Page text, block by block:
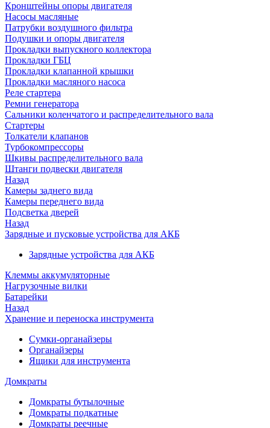
Кронштейны опоры двигателя
Насосы масляные
Патрубки воздушного фильтра
Подушки и опоры двигателя
Прокладки выпускного коллектора
Прокладки ГБЦ
Прокладки клапанной крышки
Прокладки масляного насоса
Реле стартера
Ремни генератора
Сальники коленчатого и распределительного вала
Стартеры
Толкатели клапанов
Турбокомпрессоры
Шкивы распределительного вала
Штанги подвески двигателя
Назад
Камеры заднего вида
Камеры переднего вида
Подсветка дверей
Назад
Зарядные и пусковые устройства для АКБ
Зарядные устройства для АКБ
Клеммы аккумуляторные
Нагрузочные вилки
Батарейки
Назад
Хранение и переноска инструмента
Сумки-органайзеры
Органайзеры
Ящики для инструмента
Домкраты
Домкраты бутылочные
Домкраты подкатные
Домкраты реечные